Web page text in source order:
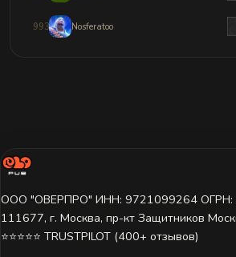
9937 Nosferatoo
ООО "ОВЕРПРО" ИНН: 9721099264 ОГРН:
111677, г. Москва, пр-кт Защитников
⭐⭐⭐⭐⭐ TRUSTPILOT (400+ отзывов)